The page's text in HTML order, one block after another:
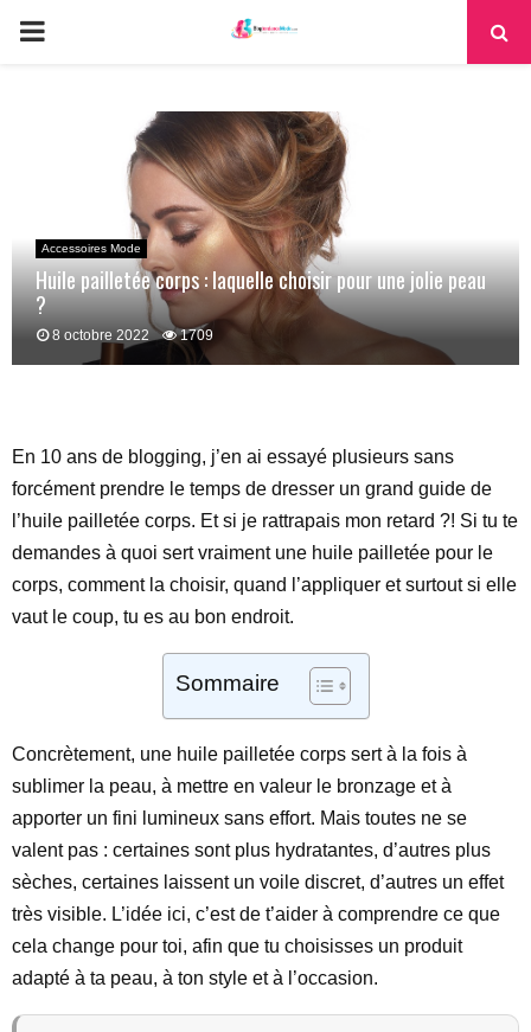
PRIMARY
Accessoires Mode
Huile pailletée corps : laquelle choisir pour une jolie peau
?
8 octobre 2022 1709
En 10 ans de blogging, j’en ai essayé plusieurs sans
forcément prendre le temps de dresser un grand guide de
l’huile pailletée corps. Et si je rattrapais mon retard ?! Si tu te
demandes à quoi sert vraiment une huile pailletée pour le
corps, comment la choisir, quand l’appliquer et surtout si elle
vaut le coup, tu es au bon endroit.
Sommaire
Concrètement, une huile pailletée corps sert à la fois à
sublimer la peau, à mettre en valeur le bronzage et à
apporter un fini lumineux sans effort. Mais toutes ne se
valent pas : certaines sont plus hydratantes, d’autres plus
sèches, certaines laissent un voile discret, d’autres un effet
très visible. L’idée ici, c’est de t’aider à comprendre ce que
cela change pour toi, afin que tu choisisses un produit
adapté à ta peau, à ton style et à l’occasion.